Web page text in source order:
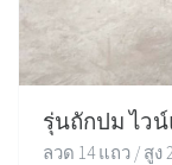
รุ่นถักปม ไว
ลวด 14 แถว / สูง